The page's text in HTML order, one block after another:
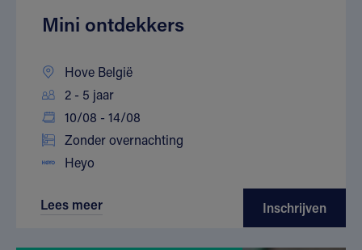
Mini ontdekkers
Hove België
2 - 5 jaar
10/08 - 14/08
Zonder overnachting
Heyo
Lees meer Inschrijven